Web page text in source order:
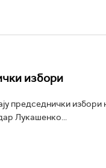
избори
председнички избори
Лукашенко...